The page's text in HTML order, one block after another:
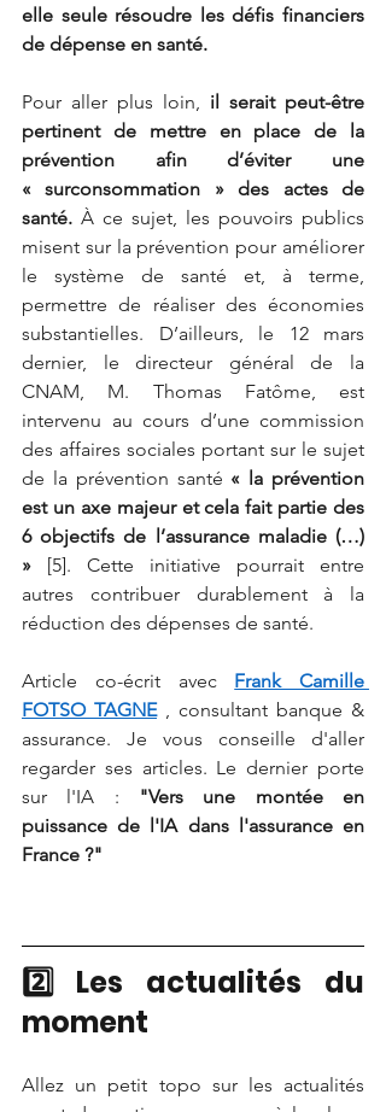
elle seule résoudre les défis financiers
de dépense en santé.
Pour aller plus loin, il serait peut-être
pertinent de mettre en place de la
prévention afin d’éviter une
« surconsommation » des actes de
santé. À ce sujet, les pouvoirs publics
misent sur la prévention pour améliorer
le système de santé et, à terme,
permettre de réaliser des économies
substantielles. D’ailleurs, le 12 mars
dernier, le directeur général de la
CNAM, M. Thomas Fatôme, est
intervenu au cours d’une commission
des affaires sociales portant sur le sujet
de la prévention santé « la prévention
est un axe majeur et cela fait partie des
6 objectifs de l’assurance maladie (…)
»
[5]. Cette initiative pourrait entre
autres contribuer durablement à la
réduction des dépenses de santé.
Article co-écrit avec
Frank Camille
FOTSO TAGNE , consultant banque &
assurance. Je vous conseille d'aller
regarder ses articles. Le dernier porte
sur l'IA :
"Vers une montée en
puissance de l'IA dans l'assurance en
France ?"
2️⃣ Les actualités du
moment
Allez un petit topo sur les actualités